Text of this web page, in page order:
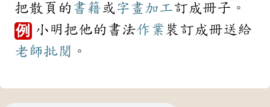
把散頁的 書籍或字畫 加工訂成冊子。
例 小明把他的書法作業 裝訂成冊送給
老師批閱 。